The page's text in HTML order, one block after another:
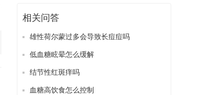
相关问答
雄性荷尔蒙过多会导致长痘痘吗
低血糖眩晕怎么缓解
结节性红斑痒吗
血糖高饮食怎么控制